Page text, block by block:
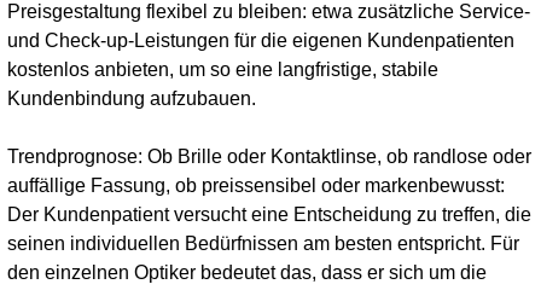
Preisgestaltung flexibel zu bleiben: etwa zusätzliche Service-
und Check-up-Leistungen für die eigenen Kundenpatienten
kostenlos anbieten, um so eine langfristige, stabile
Kundenbindung aufzubauen.
Trendprognose: Ob Brille oder Kontaktlinse, ob randlose oder
auffällige Fassung, ob preissensibel oder markenbewusst:
Der Kundenpatient versucht eine Entscheidung zu treffen, die
seinen individuellen Bedürfnissen am besten entspricht. Für
den einzelnen Optiker bedeutet das, dass er sich um die